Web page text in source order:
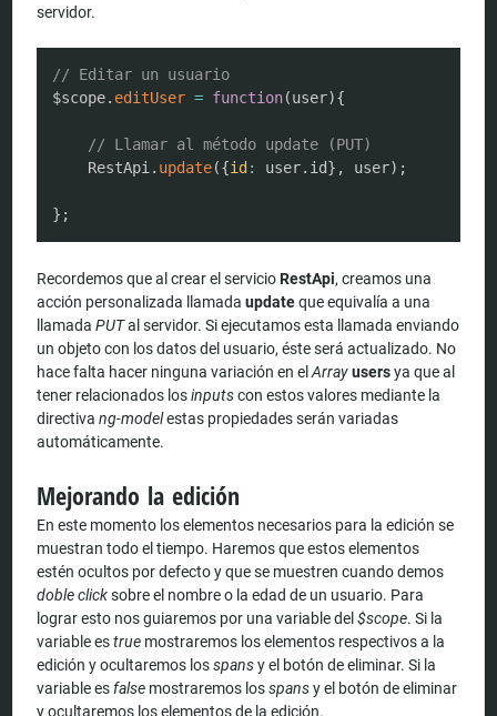
servidor.
// Editar un usuario
$scope. editUser = function(user){
// Llamar al método update (PUT)
	RestApi
. update({id : user. id} , user) ;
} ;
Recordemos que al crear el servicioRestApi, creamos una
acción personalizada llamadaupdateque equivalía a una
llamadaPUTal servidor. Si ejecutamos esta llamada enviando
un objeto con los datos del usuario, éste será actualizado. No
hace falta hacer ninguna variación en elArrayusersya que al
tener relacionados losinputscon estos valores mediante la
directivang-modelestas propiedades serán variadas
automáticamente.
Mejorando la edición
En este momento los elementos necesarios para la edición se
muestran todo el tiempo. Haremos que estos elementos
estén ocultos por defecto y que se muestren cuando demos
doble clicksobre el nombre o la edad de un usuario. Para
lograr esto nos guiaremos por una variable del$scope. Si la
variable estrue mostraremos los elementos respectivos a la
edición y ocultaremos losspansy el botón de eliminar. Si la
variable esfalse mostraremos losspansy el botón de eliminar
y ocultaremos los elementos de la edición.